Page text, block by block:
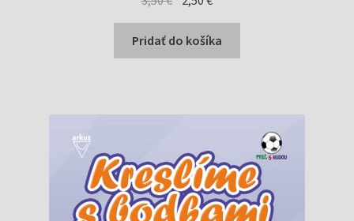
bola:
3,50 €.
je:
2,50 €.
Pridať do košíka